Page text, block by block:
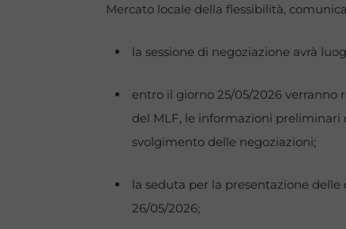
Mercato locale della flessibilità,
la sessione di negoziazione avrà
entro il giorno 25/05/2026 verranno
del MLF, le informazioni preliminari
svolgimento delle negoziazioni;
la seduta per la presentazione
26/05/2026;